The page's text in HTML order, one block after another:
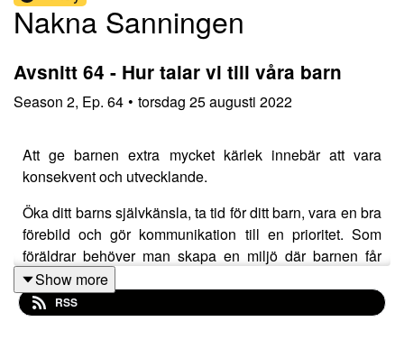
Nakna Sanningen
Avsnitt 64 - Hur talar vi till våra barn
Season 2, Ep. 64 • torsdag 25 augusti 2022
Att ge barnen extra mycket kärlek innebär att vara
konsekvent och utvecklande.
Öka ditt barns självkänsla, ta tid för ditt barn, vara en bra
förebild och gör kommunikation till en prioritet. Som
föräldrar behöver man skapa en miljö där barnen får
uppleva säkerhet och lugn. Det handlar om fysisk och
känslomässig trygghet, om sådant som pålitlighet,
förutsägbarhet och ärlighet. Det underlättar för barnen in
Show more
RSS